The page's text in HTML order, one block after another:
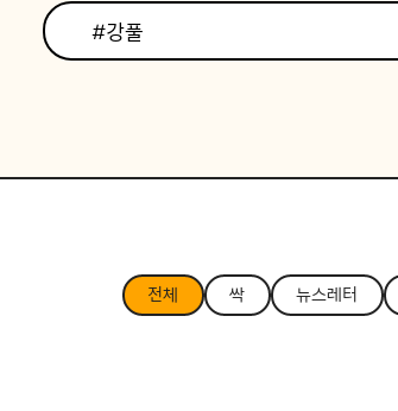
전체 싹 뉴스레터